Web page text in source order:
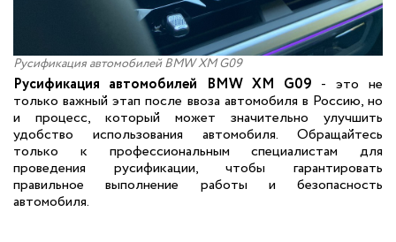
Русификация автомобилей BMW XM G09
Русификация автомобилей BMW XM G09 - это не
только важный этап после ввоза автомобиля в Россию, но
и процесс, который может значительно улучшить
удобство использования автомобиля. Обращайтесь
только к профессиональным специалистам для
проведения русификации, чтобы гарантировать
правильное выполнение работы и безопасность
автомобиля.